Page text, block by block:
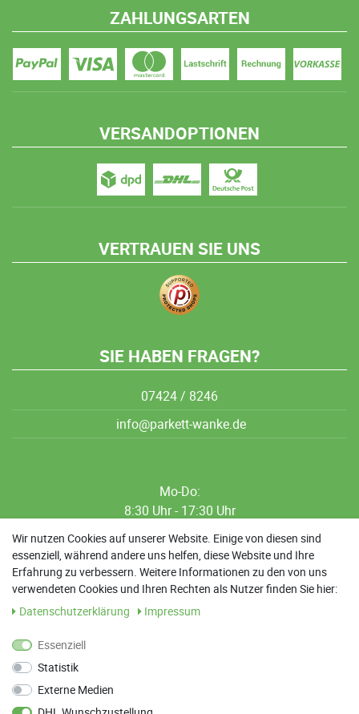
ZAHLUNGSARTEN
VERSANDOPTIONEN
VERTRAUEN SIE UNS
SIE HABEN FRAGEN?
07424 / 8246
info@parkett-wanke.de
Mo-Do:
8:30 Uhr - 17:30 Uhr
8:30 Uhr - 12:00 Uhr
13:00 Uhr - 17:30 Uhr
Sa: 9:00 Uhr - 13:00 Uhr
Wir nutzen Cookies auf unserer Website. Einige von diesen sind
essenziell, während andere uns helfen, diese Website und Ihre
Erfahrung zu verbessern. Weitere Informationen zu den von uns
verwendeten Cookies und Ihren Rechten als Nutzer finden Sie hier:
Daten­schutz­erklärung
Impressum
Essenziell
Statistik
Externe Medien